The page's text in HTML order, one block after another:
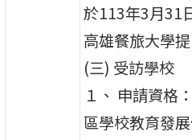
於113年3月31
高雄餐旅大學
(三) 受訪學校
１、 申請資格
區學校教育發